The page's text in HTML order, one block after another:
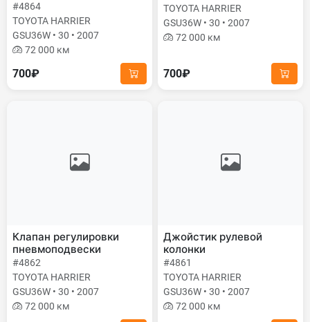
#4864
TOYOTA HARRIER
GSU36W • 30 • 2007
72 000 км
700₽
TOYOTA HARRIER
GSU36W • 30 • 2007
72 000 км
700₽
Клапан регулировки
пневмоподвески
#4862
TOYOTA HARRIER
GSU36W • 30 • 2007
72 000 км
Джойстик рулевой
колонки
#4861
TOYOTA HARRIER
GSU36W • 30 • 2007
72 000 км